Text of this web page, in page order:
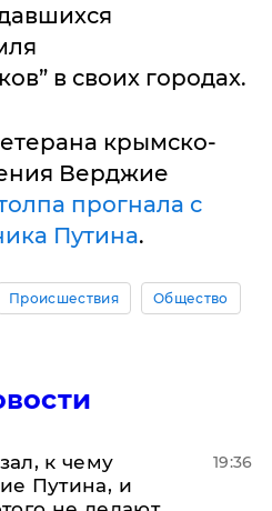
в своих городах.
крымско-
Верджие
прогнала с
Путина.
Происшествия Общество
к чему
Путина, и
19:36